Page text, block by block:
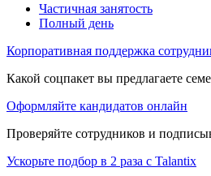
Частичная занятость
Полный день
Корпоративная поддержка
Какой соцпакет вы предлагаете
Оформляйте кандидатов онлайн
Проверяйте сотрудников и
Ускорьте подбор в 2 раза с Talantix